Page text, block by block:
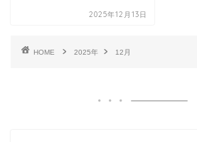
2025年12月13日
HOME 2025年 12月